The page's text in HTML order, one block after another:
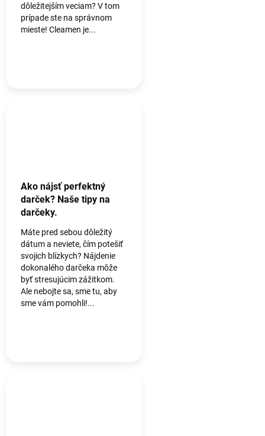
dôležitejším veciam? V tom
prípade ste na správnom
mieste! Cleamen je...
Ako nájsť perfektný
darček? Naše tipy na
darčeky.
Máte pred sebou dôležitý
dátum a neviete, čím potešiť
svojich blízkych? Nájdenie
dokonalého darčeka môže
byť stresujúcim zážitkom.
Ale nebojte sa, sme tu, aby
sme vám pomohli!...